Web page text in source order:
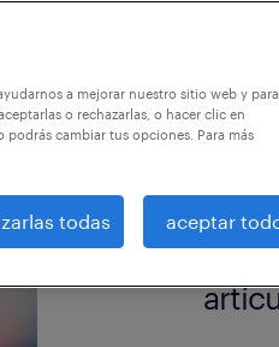
a mejorar nuestro sitio web y para
o rechazarlas, o hacer clic en
cambiar tus opciones. Para más
todas aceptar